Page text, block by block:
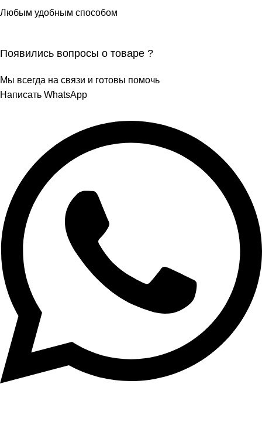
Любым удобным способом
Появились вопросы о товаре ?
Мы всегда на связи и готовы помочь
Написать WhatsApp